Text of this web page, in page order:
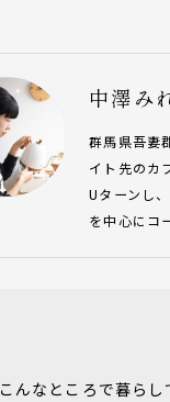
中澤み
群馬県吾妻
イト先のカ
Uターンし
を中心にコ
こんなところで暮ら